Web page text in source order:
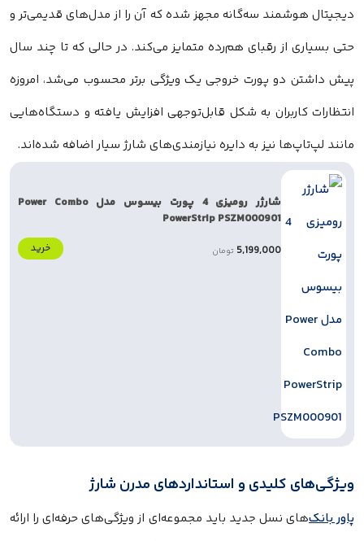
دیجیتال هوشمند سه‌گانه مجهز شده که آن را از مدل‌های قدیمی‌تر و
حتی بسیاری از رقبای هم‌رده متمایز می‌کند. در حالی که تا چند سال
پیش داشتن دو پورت خروجی یک ویژگی برتر محسوب می‌شد، امروزه
انتظارات کاربران به شکل قابل‌توجهی افزایش یافته و دستگاه‌هایی
مانند لپ‌تاپ‌ها نیز به دایره نیازمندی‌های شارژ سیار اضافه شده‌اند.
شارژر رومیزی 4 پورت بیسوس مدل Power Combo
PowerStrip PSZM000901
5,199,000 تومان خرید
ویژگی‌های کلیدی و استانداردهای مدرن شارژ
پاور بانک‌های نسل جدید باید مجموعه‌ای از ویژگی‌های حرفه‌ای را ارائه